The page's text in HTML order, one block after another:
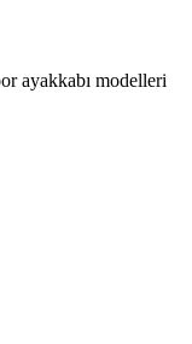
ayakkabı modelleri